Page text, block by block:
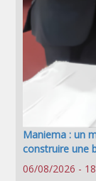
Maniema : un
construire une
06/08/2026 -